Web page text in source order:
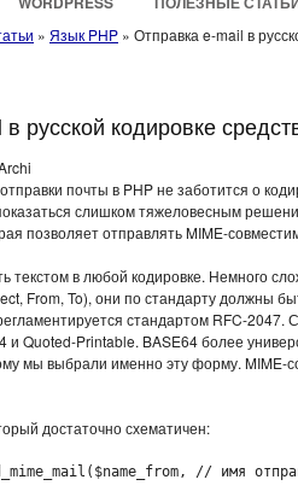
» Язык PHP » Отправка e-mail в
русской кодировке
почты в PHP не заботится о
слишком тяжеловесным
позволяет отправлять MIME-
текстом в любой кодировке. Немного
From, To), они по стандарту должны
стандартом RFC-
Quoted-Printable. BASE64 более
мы выбрали именно эту форму. MIME-
достаточно схематичен:
// имя